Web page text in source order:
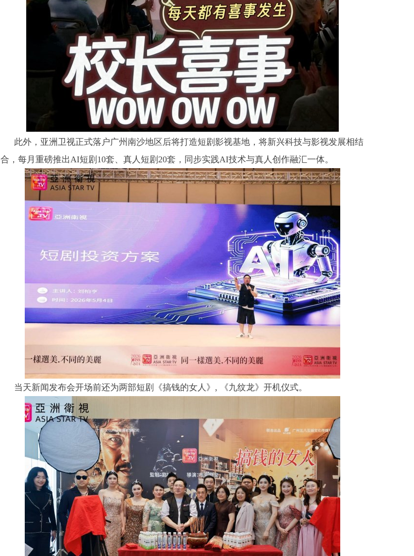
此外，亚洲卫视正式落户广州南沙地区后将打造短剧影视基地，将新兴科技与影视发展相结
合，每月重磅推出AI短剧10套、真人短剧20套，同步实践AI技术与真人创作融汇一体。
当天新闻发布会开场前还为两部短剧《搞钱的女人》, 《九纹龙》开机仪式。